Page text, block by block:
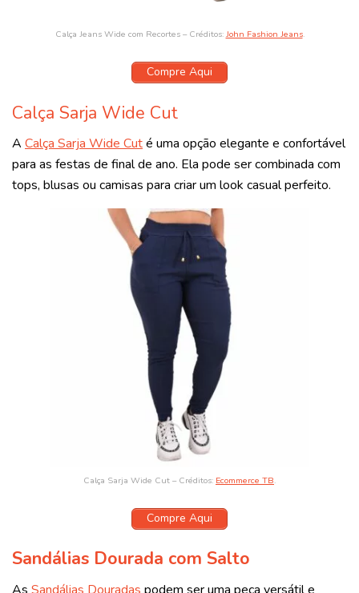
Calça Jeans Wide com Recortes – Créditos: John Fashion Jeans.
Compre Aqui
Calça Sarja Wide Cut
A Calça Sarja Wide Cuté uma opção elegante e confortável
para as festas de final de ano. Ela pode ser combinada com
tops, blusas ou camisas para criar um look casual perfeito.
Calça Sarja Wide Cut – Créditos: Ecommerce TB.
Compre Aqui
Sandálias Dourada com Salto